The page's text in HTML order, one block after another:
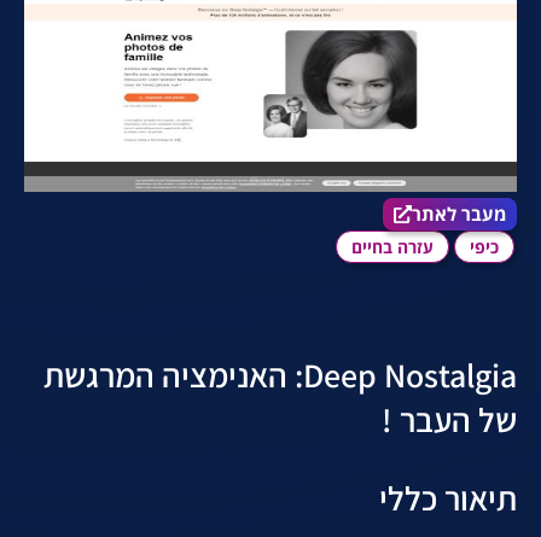
מעבר לאתר הכלי
כיפי עזרה בחיים
מעבר לאתר
Deep Nostalgia: האנימציה המרגשת
של העבר !
תיאור כללי